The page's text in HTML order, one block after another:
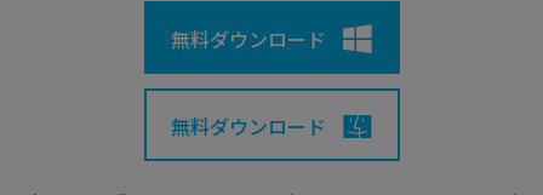
無料ダウンロード
無料ダウンロード